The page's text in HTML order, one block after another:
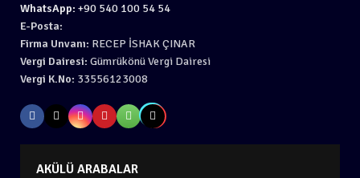
WhatsApp: +90 540 100 54 54
E-Posta:
Firma Unvanı: RECEP İSHAK ÇINAR
Vergi Dairesi: Gümrükönü Vergi Dairesi
Vergi K.No: 33556123008
AKÜLÜ ARABALAR